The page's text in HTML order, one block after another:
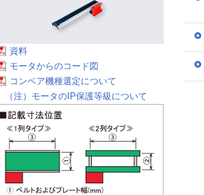
資料
モータからのコード図
コンベア機種選定について
（注）モータのIP保護等級について